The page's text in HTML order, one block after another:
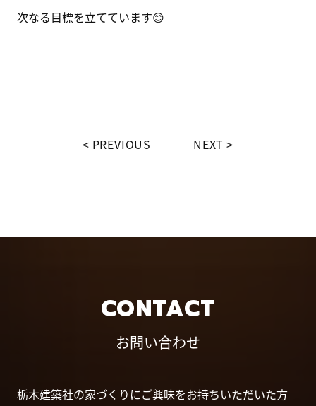
次なる目標を立てています😊
PREVIOUS NEXT
CONTACT
お問い合わせ
栃木建築社の家づくりにご興味をお持ちいただいた方